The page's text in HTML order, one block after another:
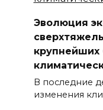
Эволюция
крупнейших
В последние
изменения